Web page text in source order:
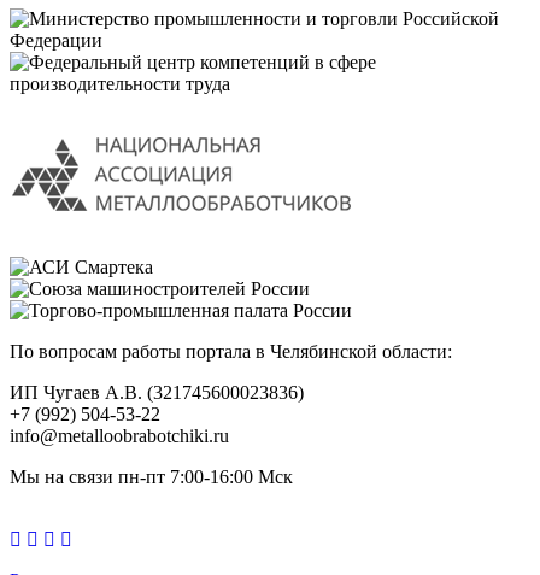
По вопросам работы портала в Челябинской области:
ИП Чугаев А.В. (321745600023836)
+7 (992) 504-53-22
info@metalloobrabotchiki.ru
Мы на связи пн-пт 7:00-16:00 Мск